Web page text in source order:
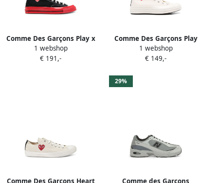
Comme Des Garçons Play x
Converse Chuck 70
sneakers Zwart
1 webshop
€ 191,-
Comme Des Garçons Play
Chuck 70 sneakers Beige
1 webshop
€ 149,-
Comme Des Garçons Heart
29%
Comme des Garçons